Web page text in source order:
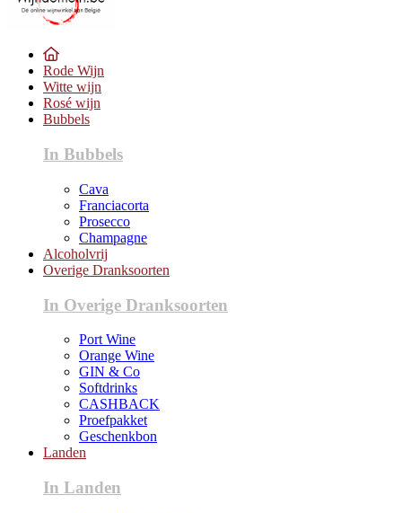
Rode Wijn
Witte wijn
Rosé wijn
Bubbels
In Bubbels
Cava
Franciacorta
Prosecco
Champagne
Alcoholvrij
Overige Dranksoorten
In Overige Dranksoorten
Port Wine
Orange Wine
GIN & Co
Softdrinks
CASHBACK
Proefpakket
Geschenkbon
Landen
In Landen